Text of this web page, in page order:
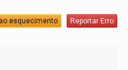
esquecimento Reportar Erro